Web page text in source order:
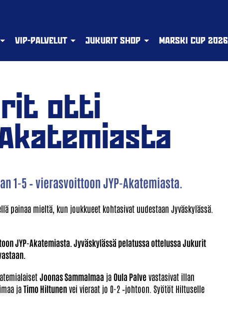
VIP-PALVELUT JUKURIT SHOP MARSKI CUP 2026
otti
5 – vierasvoittoon JYP-Akatemiasta.
painaa mieltä, kun joukkueet kohtasivat uudestaan Jyväskylässä.
JYP-Akatemiasta. Jyväskylässä pelatussa ottelussa Jukurit
Joonas Sammalmaa jaOula Palvevastasivat illan
jaTimo Hiltunenvei vieraat jo 0-2 –johtoon. Syötöt Hiltuselle